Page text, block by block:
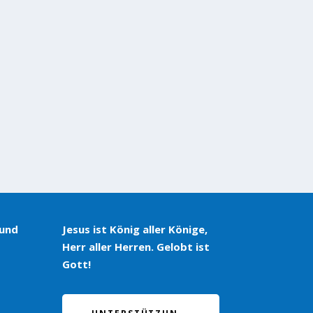
Jesus ist König aller Könige,
Herr aller Herren. Gelobt ist
Gott!